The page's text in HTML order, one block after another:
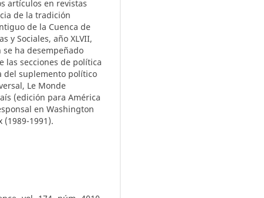
artículos en revistas
de la tradición
de la Cuenca de
y Sociales, año XLVII,
ha desempeñado
las secciones de política
del suplemento político
Le Monde
(edición para América
en Washington
(1989-1991).